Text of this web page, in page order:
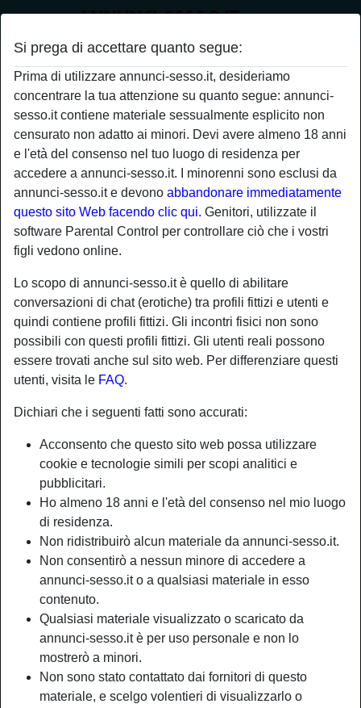
Si prega di accettare quanto segue:
Prima di utilizzare annunci-sesso.it, desideriamo
concentrare la tua attenzione su quanto segue: annunci-
sesso.it contiene materiale sessualmente esplicito non
censurato non adatto ai minori. Devi avere almeno 18 anni
e l'età del consenso nel tuo luogo di residenza per
accedere a annunci-sesso.it. I minorenni sono esclusi da
annunci-sesso.it e devono abbandonare immediatamente
questo sito Web facendo clic qui. Genitori, utilizzate il
software Parental Control per controllare ciò che i vostri
figli vedono online.
Lo scopo di annunci-sesso.it è quello di abilitare
conversazioni di chat (erotiche) tra profili fittizi e utenti e
quindi contiene profili fittizi. Gli incontri fisici non sono
possibili con questi profili fittizi. Gli utenti reali possono
essere trovati anche sul sito web. Per differenziare questi
utenti, visita le FAQ.
Dichiari che i seguenti fatti sono accurati:
Acconsento che questo sito web possa utilizzare
cookie e tecnologie simili per scopi analitici e
pubblicitari.
Ho almeno 18 anni e l'età del consenso nel mio luogo
di residenza.
Non ridistribuirò alcun materiale da annunci-sesso.it.
Non consentirò a nessun minore di accedere a
annunci-sesso.it o a qualsiasi materiale in esso
contenuto.
Qualsiasi materiale visualizzato o scaricato da
annunci-sesso.it è per uso personale e non lo
mostrerò a minori.
Non sono stato contattato dai fornitori di questo
materiale, e scelgo volentieri di visualizzarlo o
Annunci di sesso a Brescia? Quanti ne
vuoi
Morbidamente
Amo le sensazioni forti ma anche essere
sottomessa questo mi eccita sensibilmente,
particolarmente se a farlo siete in due sfiorando
tutte le parti del mio corpo, con dolcezza e
violenza allo stesso tempo come qualsiasi
ragazza desidera sentirsi in q...
San Bonifacio
Donna
sisiujh
fare ciò che mi piace e avere una persona al
mio fianco che sappia stimolare e ispirare. So
essere molto divertente e spiritosa, sono sicura
che con me non ti annoierai mai
Tirano
Donna
radio_button_checked doramon90
Ultimamente sono stata parecchio a casa, da
sola, credo che sia giunta l ora di uscire e fare
affabile. Spero di trovare qualcuno che mi
sappia rubare il cuore
Travagliato
Donna
Leggera
Sono molto hot e sono in grado di soddisfare le
tue più peccaminose fantasie. Io ti aspetto e
non vedo l’ora d'incontrarti, sono molto curiosa
vederti per un nostro piccolo appuntamento,
veraporca
Bella, sexy amante delle cose belle , mi piace
trasgredire le regole, sono uno spirito
libero,difficile da domare... Ma non si può mai
dire mai nella vita, quindi chissà che qui riuscirò